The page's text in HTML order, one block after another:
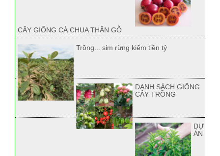
CÂY GIỐNG CÀ CHUA THÂN GỖ
Trồng... sim rừng kiếm tiền tỷ
DANH SÁCH GIỐNG
CÂY TRỒNG
DỰ
ÁN